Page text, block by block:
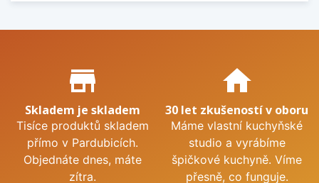
Proč nakupovat u nás?
store_mall_directory
Skladem je skladem
Tisíce produktů skladem
přímo v Pardubicích.
Objednáte dnes, máte
zítra.
home
30 let zkušeností v oboru
Máme vlastní kuchyňské
studio a vyrábíme
špičkové kuchyně. Víme
přesně, co funguje.